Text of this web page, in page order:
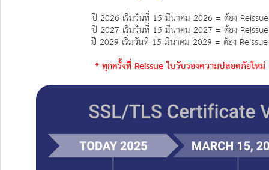
ปี 2026 เริ่มวันที่ 15 มีนาคม 2026 = ต้อง
ปี 2027 เริ่มวันที่ 15 มีนาคม 2027 = ต้อง
ปี 2029 เริ่มวันที่ 15 มีนาคม 2029 = ต้อง
* ทุกครั้งที่ Reissue ใบรับรองความปลอดภัยให